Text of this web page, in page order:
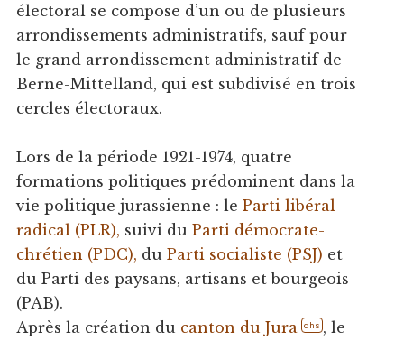
électoral se compose d’un ou de plusieurs
arrondissements administratifs, sauf pour
le grand arrondissement administratif de
Berne-Mittelland, qui est subdivisé en trois
cercles électoraux.
Lors de la période 1921-1974, quatre
formations politiques prédominent dans la
vie politique jurassienne : le Parti libéral-
radical (PLR), suivi du Parti démocrate-
chrétien (PDC), du Parti socialiste (PSJ) et
du Parti des paysans, artisans et bourgeois
(PAB).
Après la création du canton du Jura dhs , le